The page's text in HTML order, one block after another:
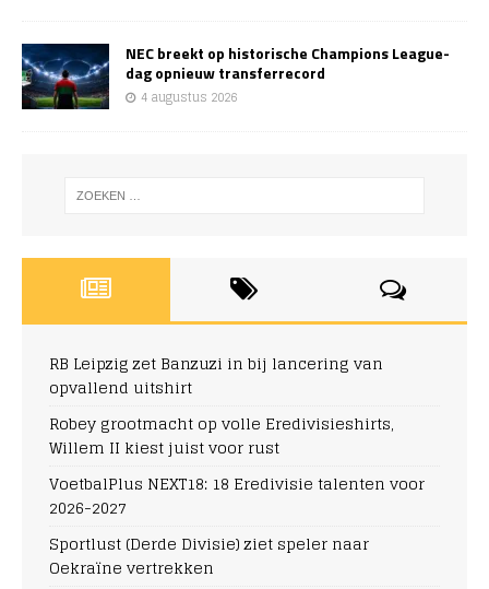
NEC breekt op historische Champions League-
dag opnieuw transferrecord
4 augustus 2026
RB Leipzig zet Banzuzi in bij lancering van
opvallend uitshirt
Robey grootmacht op volle Eredivisieshirts,
Willem II kiest juist voor rust
VoetbalPlus NEXT18: 18 Eredivisie talenten voor
2026-2027
Sportlust (Derde Divisie) ziet speler naar
Oekraïne vertrekken